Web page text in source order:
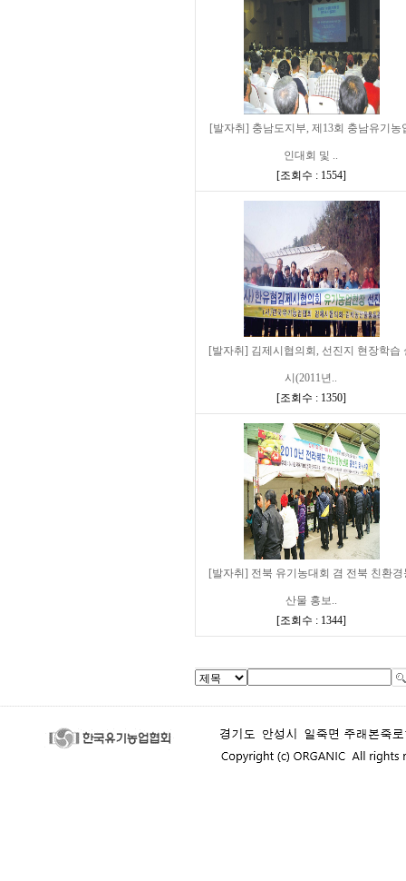
[발자취] 충남도지부, 제13회 충남유기농
인대회 및 ..
[조회수 : 1554]
[발자취] 김제시협의회, 선진지 현장학습
시(2011년..
[조회수 : 1350]
[발자취] 전북 유기농대회 겸 전북 친환경
산물 홍보..
[조회수 : 1344]